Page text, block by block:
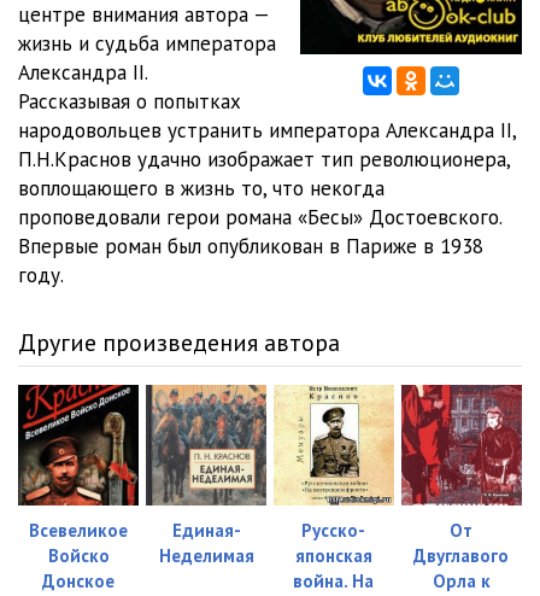
Krasnov_P_-_Tsareubiytsy_(Starchikov_S)_11 21:19
Krasnov_P_-_Tsareubiytsy_(Starchikov_S)_12
Krasnov_P_-_Tsareubiytsy_(Starchikov_S)_13
Krasnov_P_-_Tsareubiytsy_(Starchikov_S)_14 19:28
Krasnov_P_-_Tsareubiytsy_(Starchikov_S)_15 20:58
Krasnov_P_-_Tsareubiytsy_(Starchikov_S)_16 17:55
Krasnov_P_-_Tsareubiytsy_(Starchikov_S)_18
Krasnov_P_-_Tsareubiytsy_(Starchikov_S)_19 20:57
Krasnov_P_-_Tsareubiytsy_(Starchikov_S)_20 17:08
Krasnov_P_-_Tsareubiytsy_(Starchikov_S)_21 17:18
Krasnov_P_-_Tsareubiytsy_(Starchikov_S)_22 18:17
центре внимания автора —
жизнь и судьба императора
Александра II.
Рассказывая о попытках
народовольцев устранить императора Александра II,
П.Н.Краснов удачно изображает тип революционера,
воплощающего в жизнь то, что некогда
проповедовали герои романа «Бесы» Достоевского.
Впервые роман был опубликован в Париже в 1938
году.
Другие произведения автора
Всевеликое
Войско
Донское
Единая-
Неделимая
Русско-
японская
война. На
От
Двуглавого
Орла к